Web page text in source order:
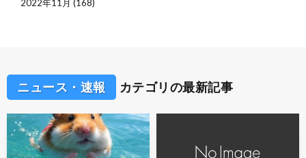
2022年11月 (168)
ニュース・速報 カテゴリの最新記事